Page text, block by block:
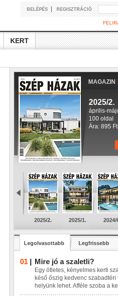
BELÉPÉS| REGISZTRÁCIÓ
KERT
MAGAZIN
2025/2.
április-
100 oldal
Ára: 895 Ft
2025/2. 2025/1. 2024/
Legolvasottabb Legfrissebb
01 | Mire jó a szaletli?
Egy ötletes, kényelmes kerti
késő őszig kedvenc szabadtéri
helyünk lehet. Afféle szoba a